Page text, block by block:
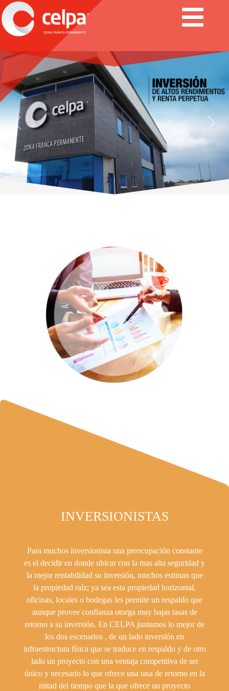
Previous
INVERSIONISTAS
Para muchos inversionista una preocupación constante
es el decidir en donde ubicar con la mas alta seguridad y
la mejor rentabilidad su inversión, muchos estiman que
la propiedad raíz; ya sea esta propiedad horizontal,
oficinas, locales o bodegas les permite un respaldo que
aunque provee confianza otorga muy bajas tasas de
retorno a su inversión. En CELPA juntamos lo mejor de
los dos escenarios , de un lado inversión en
infraestructura física que se traduce en respaldo y de otro
lado un proyecto con una ventaja competitiva de ser
único y necesario lo que ofrece una tasa de retorno en la
mitad del tiempo que la que ofrece un proyecto